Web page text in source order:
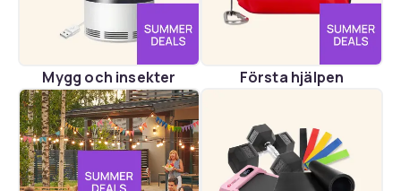
Mygg och insekter Första hjälpen